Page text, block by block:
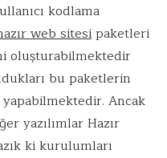
kodlama
web sitesipaketleri
oluşturabilmektedir
bu paketlerin
Ancak
yazılımlar Hazır
ki kurulumları